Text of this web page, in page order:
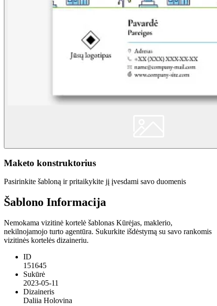
Maketo konstruktorius
Pasirinkite šabloną ir pritaikykite jį įvesdami savo duomenis
Šablono Informacija
Nemokama vizitinė kortelė šablonas Kūrėjas, maklerio,
nekilnojamojo turto agentūra. Sukurkite išdėstymą su savo rankomis
vizitinės kortelės dizaineriu.
ID
151645
Sukūrė
2023-05-11
Dizaineris
Daliia Holovina